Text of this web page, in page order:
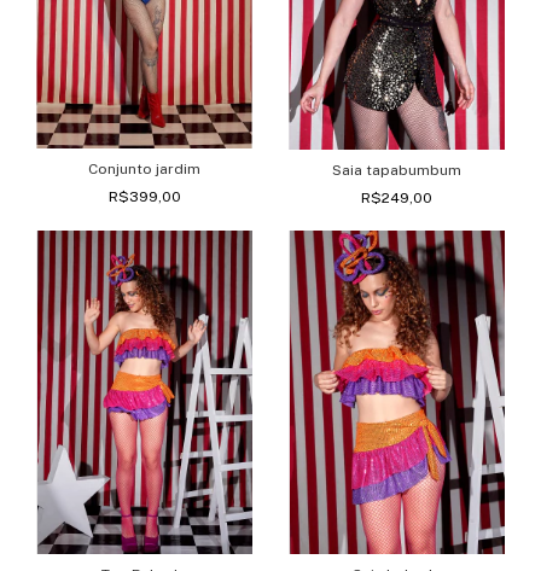
Conjunto jardim
R$399,00
Saia tapabumbum
R$249,00